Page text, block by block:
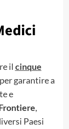
il cinque
garantire a
e
,
Paesi